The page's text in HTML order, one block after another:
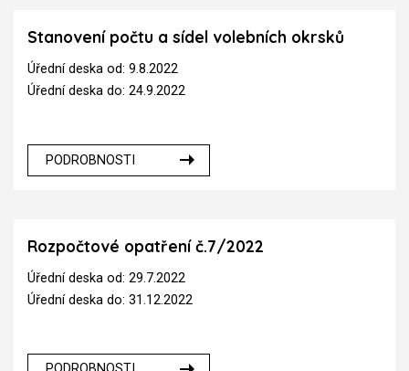
Stanovení počtu a sídel volebních okrsků
Úřední deska od: 9.8.2022
Úřední deska do: 24.9.2022
PODROBNOSTI
Rozpočtové opatření č.7/2022
Úřední deska od: 29.7.2022
Úřední deska do: 31.12.2022